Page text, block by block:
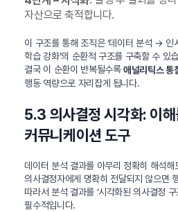
자산으로 축적합니다.
이 구조를 통해 조직은 ‘데이터 분석 →
학습 강화’의 순환적 구조를 구축할 수 있
결국 이 순환이 반복될수록애널리틱스 통
행동 역량으로 자리잡게 됩니다.
5.3 의사결정 시각화: 이
커뮤니케이션 도구
데이터 분석 결과를 아무리 정확히 해석해
의사결정자에게 명확히 전달되지 않으면
따라서 분석 결과를 ‘시각화된 의사결정 구
필수적입니다.